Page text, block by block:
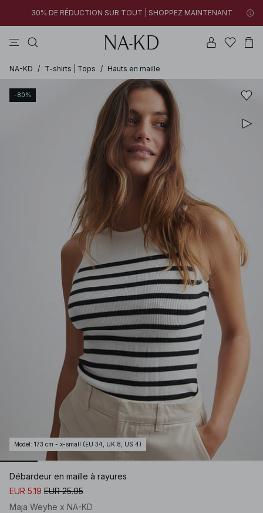
30% DE RÉDUCTION SUR TOUT | SHOPPEZ MAINTENANT
09h 18m 53s
FINAL SALE | SHOPPEZ MAINTENANT
30% DE RÉDUCTION SUR TOUT | SHOPPEZ MAINTENANT
NA-KD / T-shirts | Tops / Hauts en maille
-80%
Model : 173 cm - x-small (EU 34, UK 8, US 4)
Débardeur en maille à rayures
EUR 5.19 EUR 25.95
Maja Weyhe x NA-KD